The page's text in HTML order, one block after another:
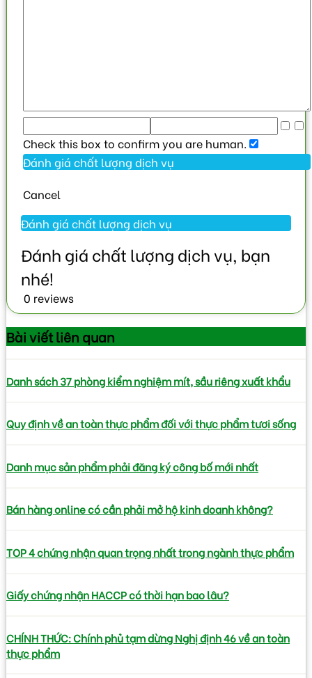
Check this box to confirm you are human.
Cancel
0 reviews
Bài viếtliên quan
Danh sách 37 phòng kiểm nghiệm mít, sầu riêng xuất khẩu
Quy định về an toàn thực phẩm đối với thực phẩm tươi sống
Danh mục sản phẩm phải đăng ký công bố mới nhất
Bán hàng online có cần phải mở hộ kinh doanh không?
TOP 4 chứng nhận quan trọng nhất trong ngành thực phẩm
Giấy chứng nhận HACCP có thời hạn bao lâu?
CHÍNH THỨC: Chính phủ tạm dừng Nghị định 46 về an toàn
thực phẩm